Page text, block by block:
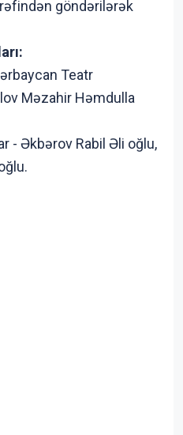
göndərilərək
Teatr
Məzahir Həmdulla
- Əkbərov Rabil Əli oğlu,